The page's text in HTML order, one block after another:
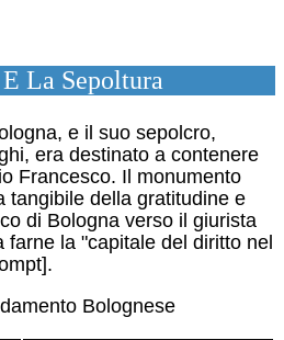
La Sepoltura
e il suo sepolcro,
era destinato a contenere
Francesco. Il monumento
tangibile della gratitudine e
di Bologna verso il giurista
la "capitale del diritto nel
Bolognese